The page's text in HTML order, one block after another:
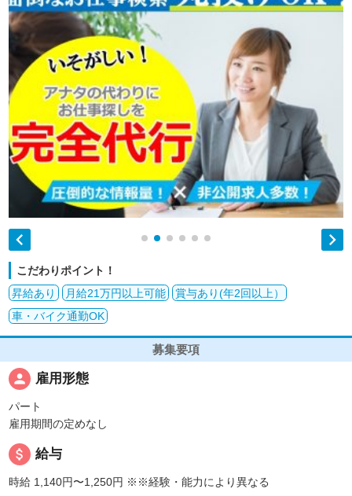
 
こだわりポイント！
昇給あり
月給21万円以上可能
賞与あり(年2回以上）
車・バイク通勤OK
募集要項
person 雇用形態
パート
雇用期間の定めなし
attach_money 給与
時給 1,140円〜1,250円 ※※経験・能力により異なる